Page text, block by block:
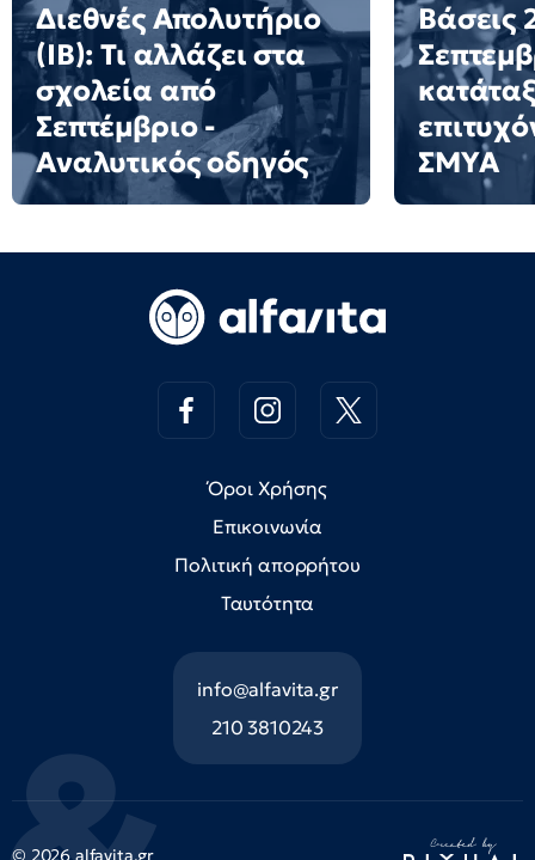
Διεθνές Απολυτήριο
(IB): Τι αλλάζει στα
σχολεία από
Σεπτέμβριο -
Αναλυτικός οδηγός
Βάσεις
ΣΜΥΑ
Όροι Χρήσης
Επικοινωνία
Πολιτική απορρήτου
Ταυτότητα
info@alfavita.gr
210 3810243
© 2026 alfavita.gr